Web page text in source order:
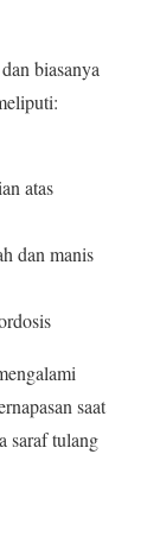
biasanya
atas
dan manis
saat
saraf tulang